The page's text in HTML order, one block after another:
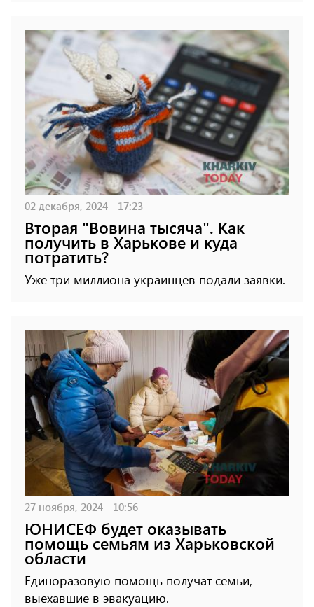
02 декабря, 2024 - 17:23
Вторая "Вовина тысяча". Как
получить в Харькове и куда
потратить?
Уже три миллиона украинцев подали заявки.
27 ноября, 2024 - 10:56
ЮНИСЕФ будет оказывать
помощь семьям из Харьковской
области
Единоразовую помощь получат семьи,
выехавшие в эвакуацию.